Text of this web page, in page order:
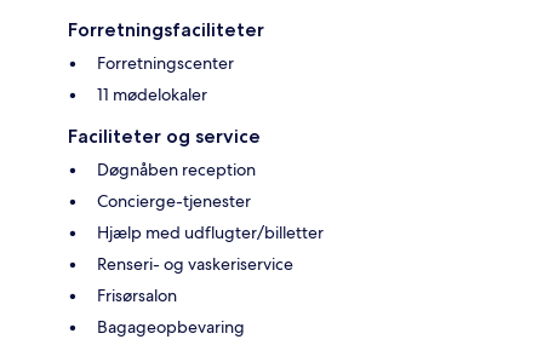
Forretningsfaciliteter
Forretningscenter
11 mødelokaler
Faciliteter og service
Døgnåben reception
Concierge-tjenester
Hjælp med udflugter/billetter
Renseri- og vaskeriservice
Frisørsalon
Bagageopbevaring